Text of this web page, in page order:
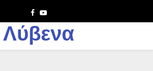
Facebook
Youtube
Λύβενα